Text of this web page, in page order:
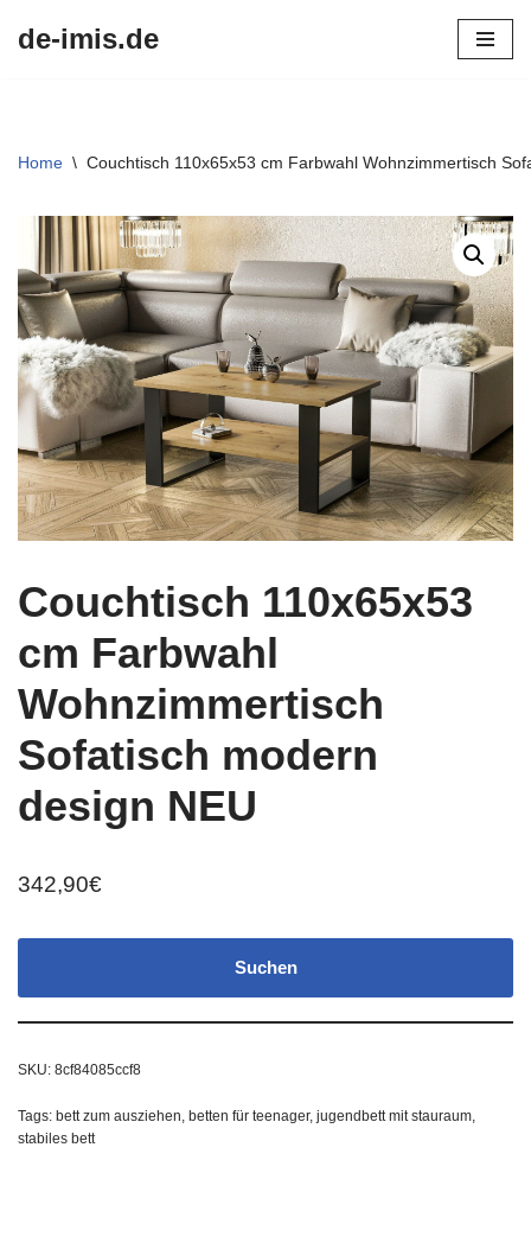
de-imis.de
Home \ Couchtisch 110x65x53 cm Farbwahl Wohnzimmertisch
Couchtisch 110x65x53
cm Farbwahl
Wohnzimmertisch
Sofatisch modern
design NEU
342,90€
Suchen
SKU: 8cf84085ccf8
Tags: bett zum ausziehen, betten für teenager, jugendbett mit stauraum,
stabiles bett